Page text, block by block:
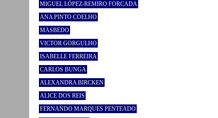
MIGUEL LÓPEZ-REMIRO FORCADA
ANA PINTO COELHO
MASBEDO
VICTOR GORGULHO
ISABELLE FERREIRA
CARLOS BUNGA
ALEXANDRA BIRCKEN
ALICE DOS REIS
FERNANDO MARQUES PENTEADO